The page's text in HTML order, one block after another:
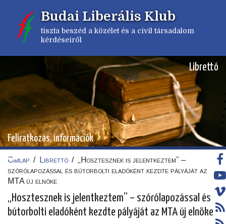
tartalomra
Budai Liberális Klub
tiszta beszéd a közélet és a civil társadalom
kérdéseiről
Librettó
Feliratkozás, információk
Morzsa
Címlap / Librettó /
„Hosztesznek is jelentkeztem” –
szórólapozással és bútorbolti eladóként kezdte pályáját az
MTA új elnöke
„Hosztesznek is jelentkeztem” – szórólapozással és
bútorbolti eladóként kezdte pályáját az MTA új elnöke